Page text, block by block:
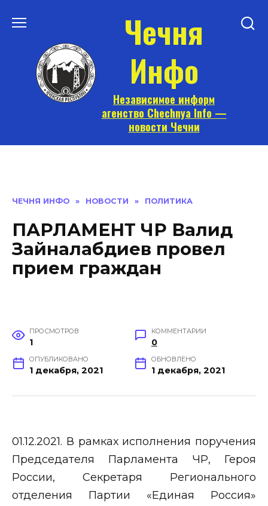
Чечня
Инфо
Независимое информ
агенство Chechnya Info —
новости Чечни
ЧЕЧНЯ ИНФО » НОВОСТИ » ПОЛИТИКА
ПАРЛАМЕНТ ЧР Валид
Зайналабдиев провел
прием граждан
ПРОСМОТРОВ
1
КОММЕНТАРИИ
0
ОПУБЛИКОВАНО
1 декабря, 2021
ОБНОВЛЕНО
1 декабря, 2021
01.12.2021. В рамках исполнения поручения
Председателя Парламента ЧР, Героя
России, Секретаря Регионального
отделения Партии «Единая Россия»